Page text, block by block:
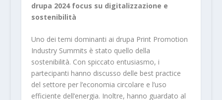
drupa 2024 focus su digitalizzazione e
sostenibilità
Uno dei temi dominanti ai drupa Print Promotion
Industry Summits è stato quello della
sostenibilità. Con spiccato entusiasmo, i
partecipanti hanno discusso delle best practice
del settore per l’economia circolare e l’uso
efficiente dell’energia. Inoltre, hanno guardato al